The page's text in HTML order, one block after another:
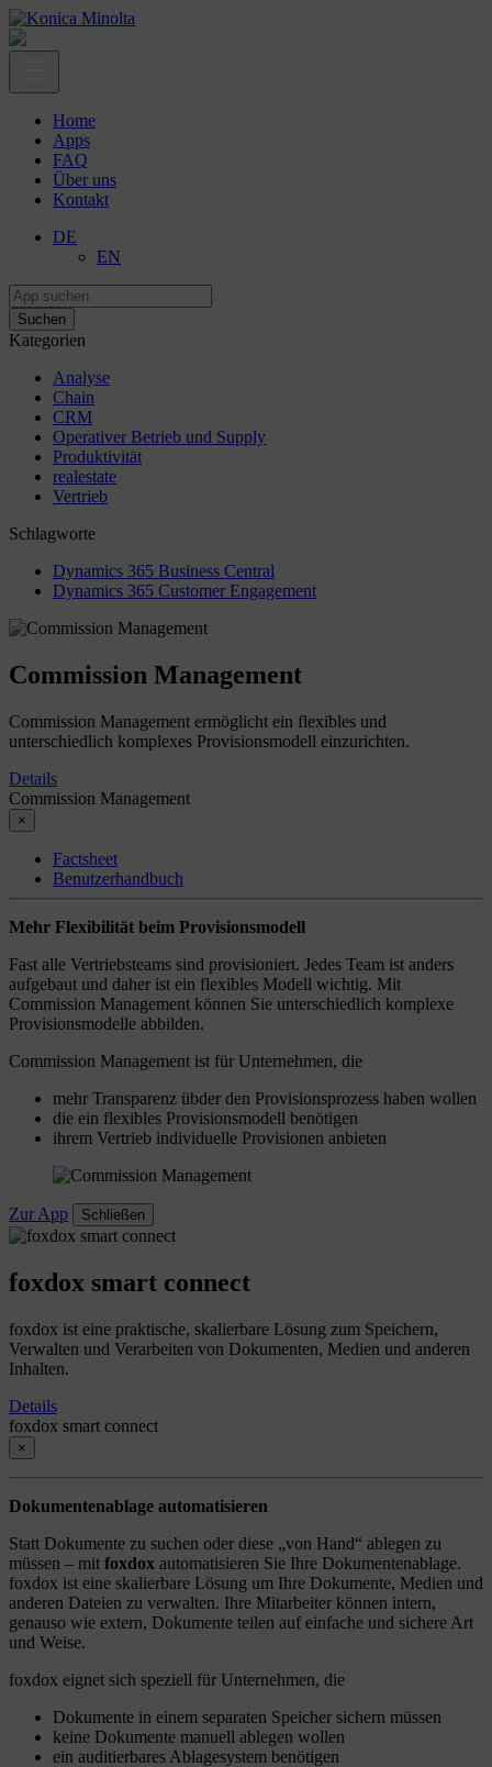
Home
Apps
FAQ
Über uns
Kontakt
DE
EN
Kategorien
Analyse
Chain
CRM
Operativer Betrieb und Supply
Produktivität
realestate
Vertrieb
Schlagworte
Dynamics 365 Business Central
Dynamics 365 Customer Engagement
Commission Management
Commission Management ermöglicht ein flexibles und
unterschiedlich komplexes Provisionsmodell einzurichten.
Details
Commission Management
×
Factsheet
Benutzerhandbuch
Mehr Flexibilität beim Provisionsmodell
Fast alle Vertriebsteams sind provisioniert. Jedes Team ist anders
aufgebaut und daher ist ein flexibles Modell wichtig. Mit
Commission Management können Sie unterschiedlich komplexe
Provisionsmodelle abbilden.
Commission Management ist für Unternehmen, die
mehr Transparenz übder den Provisionsprozess haben wollen
die ein flexibles Provisionsmodell benötigen
ihrem Vertrieb individuelle Provisionen anbieten
Zur App Schließen
foxdox smart connect
foxdox ist eine praktische, skalierbare Lösung zum Speichern,
Verwalten und Verarbeiten von Dokumenten, Medien und anderen
Inhalten.
Details
foxdox smart connect
×
Dokumentenablage automatisieren
Statt Dokumente zu suchen oder diese „von Hand“ ablegen zu
müssen – mit foxdox automatisieren Sie Ihre Dokumentenablage.
foxdox ist eine skalierbare Lösung um Ihre Dokumente, Medien und
anderen Dateien zu verwalten. Ihre Mitarbeiter können intern,
genauso wie extern, Dokumente teilen auf einfache und sichere Art
und Weise.
foxdox eignet sich speziell für Unternehmen, die
Dokumente in einem separaten Speicher sichern müssen
keine Dokumente manuell ablegen wollen
ein auditierbares Ablagesystem benötigen